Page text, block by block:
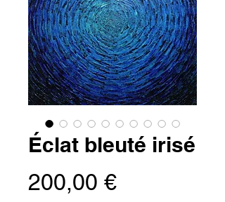
Éclat bleuté irisé
200,00 €Prix